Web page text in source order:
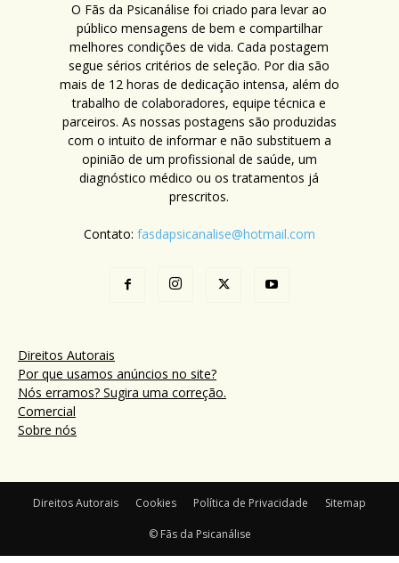
O Fãs da Psicanálise foi criado para levar ao
público mensagens de bem e compartilhar
melhores condições de vida. Cada postagem
segue sérios critérios de seleção. Por dia são
mais de 12 horas de dedicação intensa, além do
trabalho de colaboradores, equipe técnica e
parceiros. As nossas postagens são produzidas
com o intuito de informar e não substituem a
opinião de um profissional de saúde, um
diagnóstico médico ou os tratamentos já
prescritos.
Contato: fasdapsicanalise@hotmail.com
Direitos Autorais
Por que usamos anúncios no site?
Nós erramos? Sugira uma correção.
Comercial
Sobre nós
Direitos Autorais Cookies Política de Privacidade Sitemap
© Fãs da Psicanálise